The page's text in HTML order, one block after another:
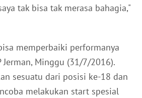
tak bisa tak merasa bahagia,"
memperbaiki performanya
Jerman, Minggu (31/7/2016).
sesuatu dari posisi ke-18 dan
melakukan start spesial